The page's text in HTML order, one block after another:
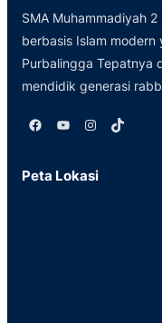
SMA Muhammadiyah
berbasis Islam
Purbalingga Tepatnya
mendidik generasi
Facebook YouTube Instagram TikTok
Peta Lokasi